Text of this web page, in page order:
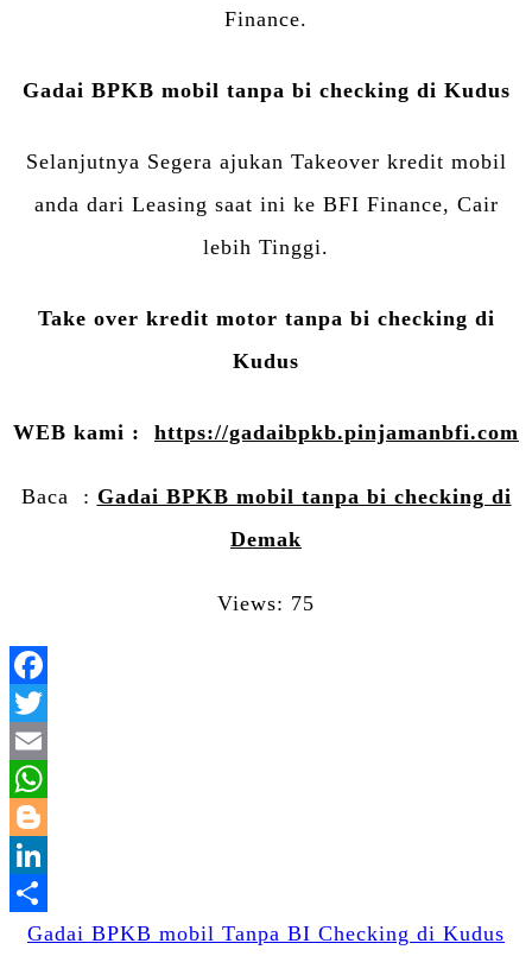
Finance.
Gadai BPKB mobil tanpa bi checking di Kudus
Selanjutnya Segera ajukan Takeover kredit mobil
anda dari Leasing saat ini ke BFI Finance, Cair
lebih Tinggi.
Take over kredit motor tanpa bi checking di
Kudus
WEB kami : https://gadaibpkb.pinjamanbfi.com
Baca : Gadai BPKB mobil tanpa bi checking di
Demak
Views: 75
Share
Gadai BPKB mobil Tanpa BI Checking di Kudus